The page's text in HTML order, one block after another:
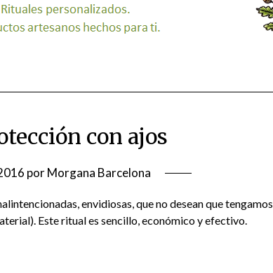
con ajos
porMorgana Barcelona
envidiosas, que no desean que tengamos
Este ritual es sencillo, económico y efectivo.